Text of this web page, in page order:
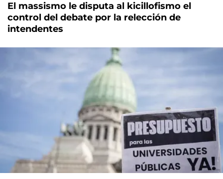
El massismo le disputa al kicillofismo el
control del debate por la relección de
intendentes